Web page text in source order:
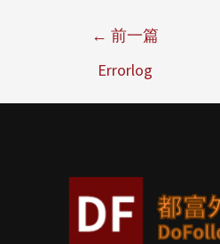
← 前一篇
Errorlog